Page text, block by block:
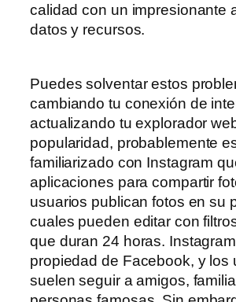
calidad con un impresionante
datos y recursos.
Puedes solventar estos
cambiando tu conexión de
actualizando tu explorador
popularidad, probablemente
familiarizado con Instagram
aplicaciones para compartir
usuarios publican fotos en su
cuales pueden editar con
que duran 24 horas.
propiedad de Facebook, y los
suelen seguir a amigos,